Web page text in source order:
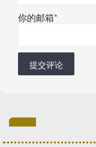
你的邮箱*
提交评论